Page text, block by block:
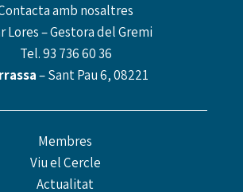
amb nosaltres
Lores – Gestora del Gremi
Tel.93 736 60 36
– Sant Pau 6, 08221
Membres
Viu el Cercle
Actualitat